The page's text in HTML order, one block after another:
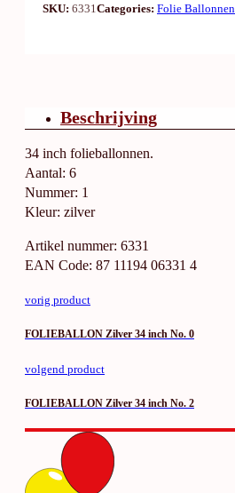
SKU: 6331 Categories: Folie Ballonnen
Beschrijving
34 inch folieballonnen.
Aantal: 6
Nummer: 1
Kleur: zilver
Artikel nummer: 6331
EAN Code: 87 11194 06331 4
vorig product
FOLIEBALLON Zilver 34 inch No. 0
volgend product
FOLIEBALLON Zilver 34 inch No. 2